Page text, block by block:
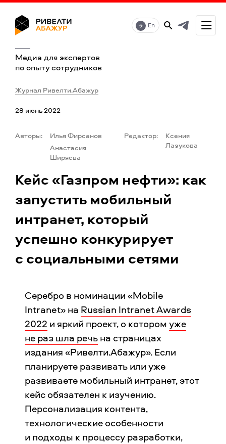
Медиа для экспертов
по опыту сотрудников
En
Журнал Ривелти.Абажур
28 июнь 2022
Авторы:
Илья Фирсанов
Анастасия
Ширяева
Редактор:
Ксения
Лазукова
Кейс «Газпром нефти»: как
запустить мобильный
интранет, который
успешно конкурирует
с социальными сетями
Серебро в номинации «Mobile
Intranet» на Russian Intranet Awards
2022 и яркий проект, о которомуже
не раз шла речьна страницах
издания «Ривелти.Абажур». Если
планируете развивать или уже
развиваете мобильный интранет, этот
кейс обязателен к изучению.
Персонализация контента,
технологические особенности
и подходы к процессу разработки,